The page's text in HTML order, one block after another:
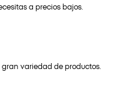
a precios bajos.
variedad de productos.